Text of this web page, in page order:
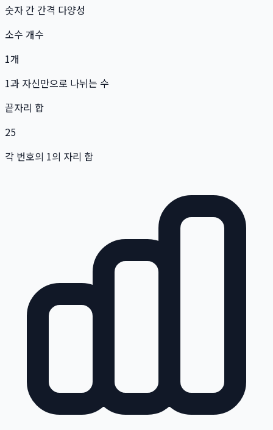
숫자 간 간격 다양성
소수 개수
1개
1과 자신만으로 나뉘는 수
끝자리 합
25
각 번호의 1의 자리 합